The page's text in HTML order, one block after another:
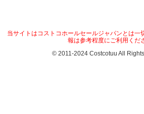
当サイトはコストコホールセールジャパンとは一
報は参考程度にご利用くだ
© 2011-2024 Costcotuu All